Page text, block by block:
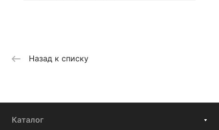
Назад к списку
Каталог